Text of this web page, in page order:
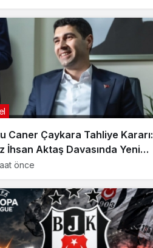
Caner Çaykara Tahliye Kararı:
İhsan Aktaş Davasında Yeni
önce